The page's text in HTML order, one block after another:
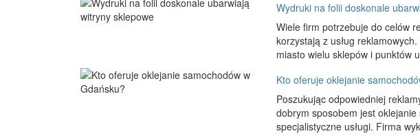
Wydruki na folii doskonale
Wiele firm potrzebuje do celów
korzystają z usług
miasto wielu sklepów i punktów
Kto oferuje oklejanie
Poszukując odpowiedniej
dobrym sposobem jest
specjalistyczne usługi. Firma